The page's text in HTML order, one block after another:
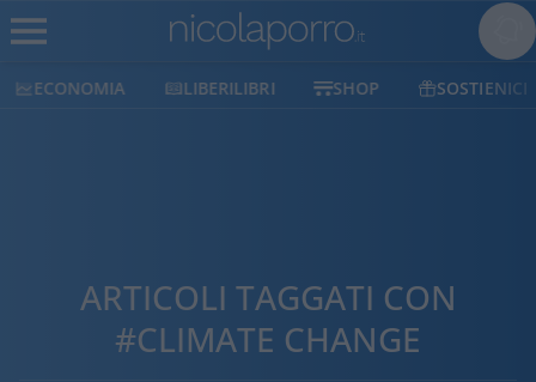
ECONOMIA LIBERILIBRI SHOP SOSTIENICI
ARTICOLI TAGGATI CON
#CLIMATE CHANGE